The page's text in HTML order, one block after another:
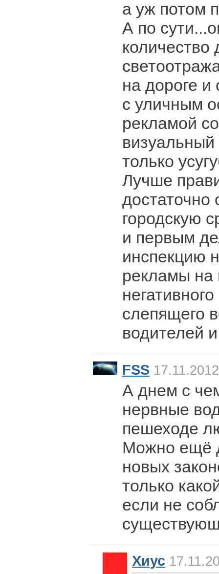
а уж потом
А по
на дороге и
с уличным
рекламой
только
Лучше
достаточно
городскую
и первым
инспекцию
рекламы на
слепящего
водителей
FSS
А днем с
нервные
пешеходе
Можно ещё
новых
только
если не
Хиус